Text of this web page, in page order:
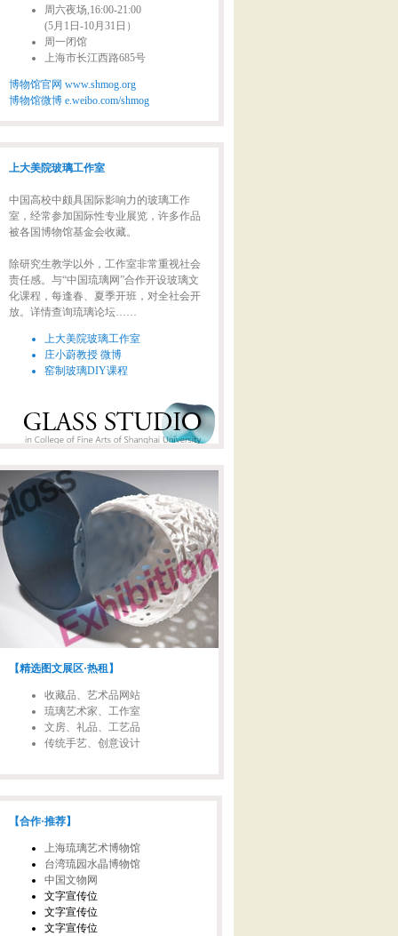
周六夜场,16:00-21:00
(5月1日-10月31日）
周一闭馆
上海市长江西路685号
博物馆官网 www.shmog.org
博物馆微博 e.weibo.com/shmog
上大美院玻璃工作室
中国高校中颇具国际影响力的玻璃工作
室，经常参加国际性专业展览，许多作品
被各国博物馆基金会收藏。
除研究生教学以外，工作室非常重视社会
责任感。与“中国琉璃网”合作开设玻璃文
化课程，每逢春、夏季开班，对全社会开
放。详情查询琉璃论坛……
上大美院玻璃工作室
庄小蔚教授 微博
窑制玻璃DIY课程
【精选图文展区·热租】
收藏品、艺术品网站
琉璃艺术家、工作室
文房、礼品、工艺品
传统手艺、创意设计
【合作·推荐】
上海琉璃艺术博物馆
台湾琉园水晶博物馆
中国文物网
文字宣传位
文字宣传位
文字宣传位